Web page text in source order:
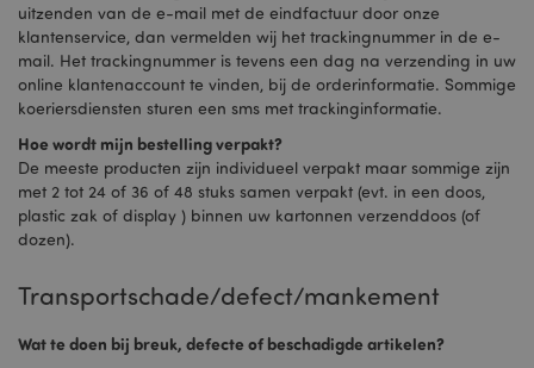
uitzenden van de e-mail met de eindfactuur door onze
klantenservice, dan vermelden wij het trackingnummer in de e-
mail. Het trackingnummer is tevens een dag na verzending in uw
online klantenaccount te vinden, bij de orderinformatie. Sommige
koeriersdiensten sturen een sms met trackinginformatie.
Hoe wordt mijn bestelling verpakt?
De meeste producten zijn individueel verpakt maar sommige zijn
met 2 tot 24 of 36 of 48 stuks samen verpakt (evt. in een doos,
plastic zak of display ) binnen uw kartonnen verzenddoos (of
dozen).
Transportschade/defect/mankement
Wat te doen bij breuk, defecte of beschadigde artikelen?
X-Magento-Vary
Adobe Inc.
www.puckator.nl
Google